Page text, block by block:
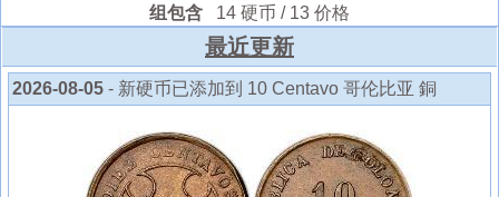
组包含 14 硬币 / 13 价格
最近更新
2026-08-05 - 新硬币已添加到 10 Centavo 哥伦比亚 銅